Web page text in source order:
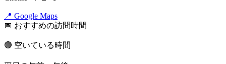
📍 Google Maps
📅 おすすめの訪問時間
🟢 空いている時間